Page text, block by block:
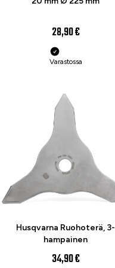
28,90 €
Varastossa
Husqvarna Ruohoterä, 3-
hampainen
34,90 €